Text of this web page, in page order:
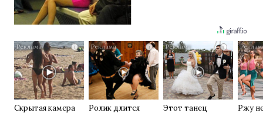
i
Скрытая камера
i
Ролик длится
i
Этот танец
Ржу